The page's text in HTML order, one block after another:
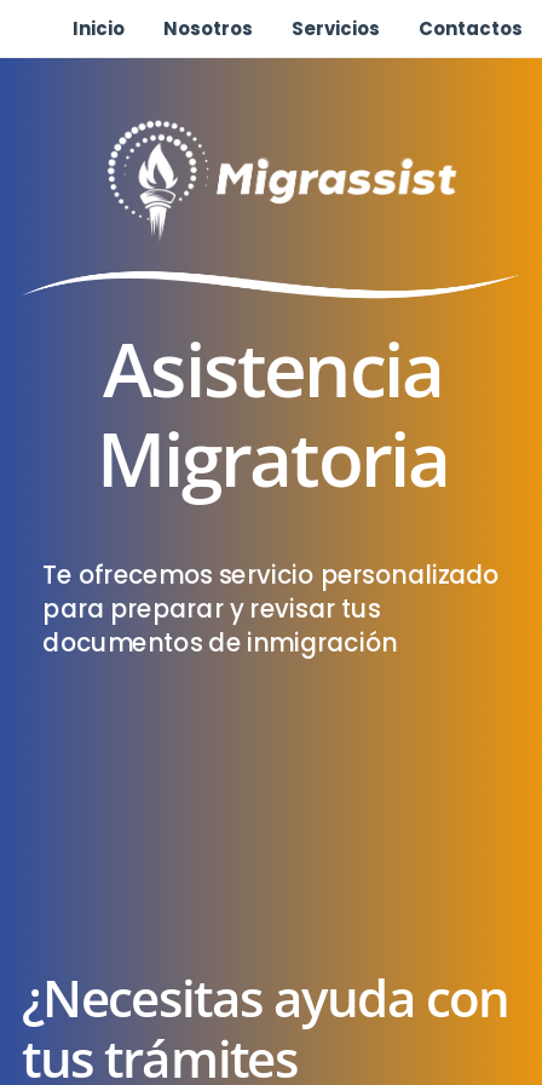
Inicio Nosotros Servicios Contactos
Asistencia
Migratoria
Te ofrecemos servicio personalizado
para preparar y revisar tus
documentos de inmigración
¿Necesitas ayuda con
tus trámites